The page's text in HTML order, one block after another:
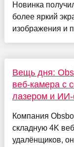
Новинка
более яркий
изображения и
Вещь дня:
веб-камера с
лазером и
Компания
складную 4K
удалёнщиков,